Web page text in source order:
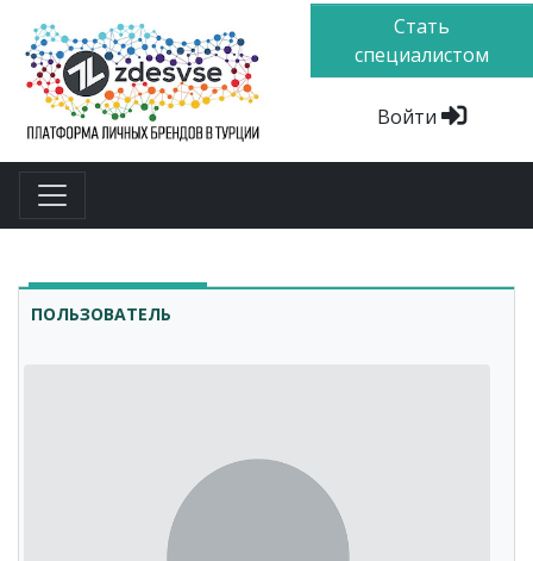
Стать
специалистом
Войти
ПОЛЬЗОВАТЕЛЬ